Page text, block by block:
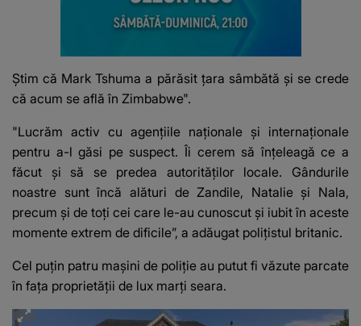
Știm că Mark Tshuma a părăsit țara sâmbătă și se crede
că acum se află în Zimbabwe".
"Lucrăm activ cu agențiile naționale și internaționale
pentru a-l găsi pe suspect. Îi cerem să înțeleagă ce a
făcut și să se predea autorităților locale. Gândurile
noastre sunt încă alături de Zandile, Natalie și Nala,
precum și de toți cei care le-au cunoscut și iubit în aceste
momente extrem de dificile”, a adăugat polițistul britanic.
Cel puțin patru mașini de poliție au putut fi văzute parcate
în fața proprietății de lux marți seara.